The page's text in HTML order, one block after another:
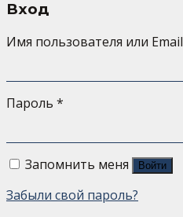
Вход
Имя пользователя или Email
Пароль *
Запомнить меня Войти
Забыли свой пароль?